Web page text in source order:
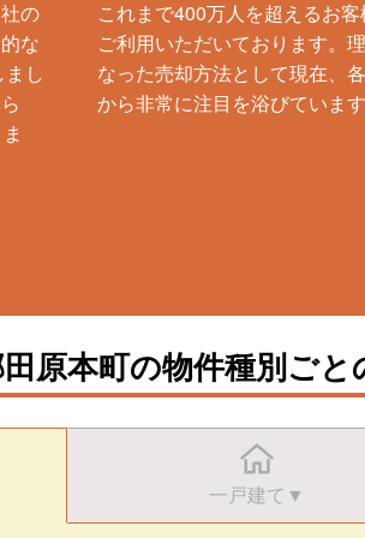
の
な
し
これまで400万人を超えるお客
ご利用いただいております。
なった売却方法として現在、
から非常に注目を浴びています
原本町の物件種別ご
一戸建て▼